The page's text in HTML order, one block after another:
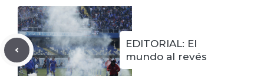
EDITORIAL: El
mundo al revés